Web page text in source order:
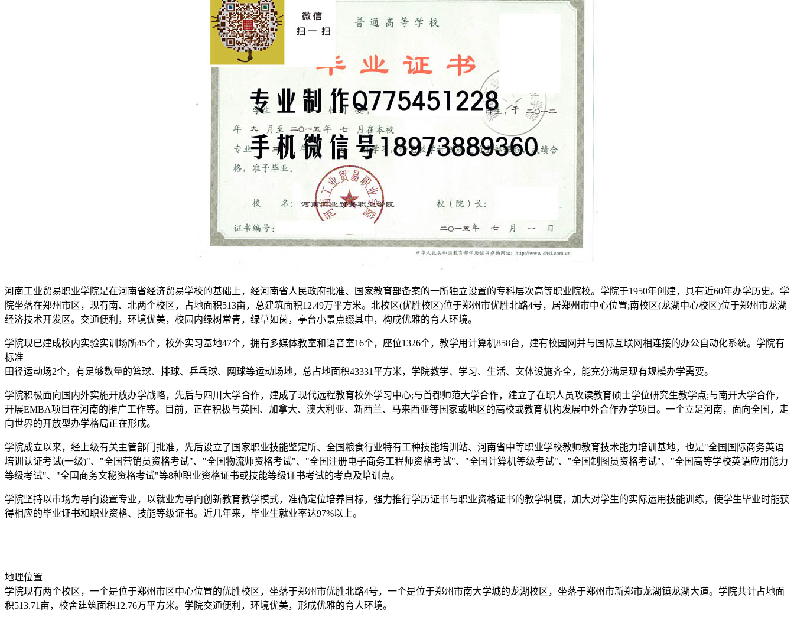
河南工业贸易职业学院是在河南省经济贸易学校的基础上，经河南省人民政府批准、国家教育部备案的一所独立设置的专科层次高等职业院校。学院于1950年创建，具有近60年办学历史。学
院坐落在郑州市区，现有南、北两个校区，占地面积513亩，总建筑面积12.49万平方米。北校区(优胜校区)位于郑州市优胜北路4号，居郑州市中心位置;南校区(龙湖中心校区)位于郑州市龙湖
经济技术开发区。交通便利，环境优美，校园内绿树常青，绿草如茵，亭台小景点缀其中，构成优雅的育人环境。
学院现已建成校内实验实训场所45个，校外实习基地47个，拥有多媒体教室和语音室16个，座位1326个，教学用计算机858台，建有校园网并与国际互联网相连接的办公自动化系统。学院有
标准
田径运动场2个，有足够数量的篮球、排球、乒乓球、网球等运动场地，总占地面积43331平方米，学院教学、学习、生活、文体设施齐全，能充分满足现有规模办学需要。
学院积极面向国内外实施开放办学战略，先后与四川大学合作，建成了现代远程教育校外学习中心;与首都师范大学合作，建立了在职人员攻读教育硕士学位研究生教学点;与南开大学合作，
开展EMBA项目在河南的推广工作等。目前，正在积极与英国、加拿大、澳大利亚、新西兰、马来西亚等国家或地区的高校或教育机构发展中外合作办学项目。一个立足河南，面向全国，走
向世界的开放型办学格局正在形成。
学院成立以来，经上级有关主管部门批准，先后设立了国家职业技能鉴定所、全国粮食行业特有工种技能培训站、河南省中等职业学校教师教育技术能力培训基地，也是"全国国际商务英语
培训认证考试(一级)"、"全国营销员资格考试"、"全国物流师资格考试"、"全国注册电子商务工程师资格考试"、"全国计算机等级考试"、"全国制图员资格考试"、"全国高等学校英语应用能力
等级考试"、"全国商务文秘资格考试"等8种职业资格证书或技能等级证书考试的考点及培训点。
学院坚持以市场为导向设置专业，以就业为导向创新教育教学模式，准确定位培养目标，强力推行学历证书与职业资格证书的教学制度，加大对学生的实际运用技能训练，使学生毕业时能获
得相应的毕业证书和职业资格、技能等级证书。近几年来，毕业生就业率达97%以上。
地理位置
学院现有两个校区，一个是位于郑州市区中心位置的优胜校区，坐落于郑州市优胜北路4号，一个是位于郑州市南大学城的龙湖校区，坐落于郑州市新郑市龙湖镇龙湖大道。学院共计占地面
积513.71亩，校舍建筑面积12.76万平方米。学院交通便利，环境优美，形成优雅的育人环境。